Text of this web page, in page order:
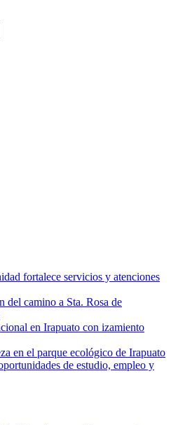
fortalece servicios y atenciones
del camino a Sta. Rosa de
en Irapuato con izamiento
en el parque ecológico de Irapuato
de estudio, empleo y